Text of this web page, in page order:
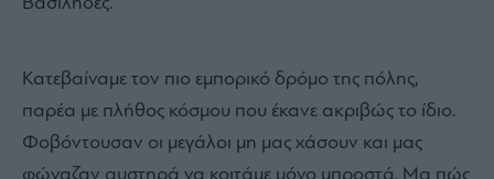
Κατεβαίναμε τον πιο εμπορικό δρόμο της πόλης,
παρέα με πλήθος κόσμου που έκανε ακριβώς το ίδιο.
Φοβόντουσαν οι μεγάλοι μη μας χάσουν και μας